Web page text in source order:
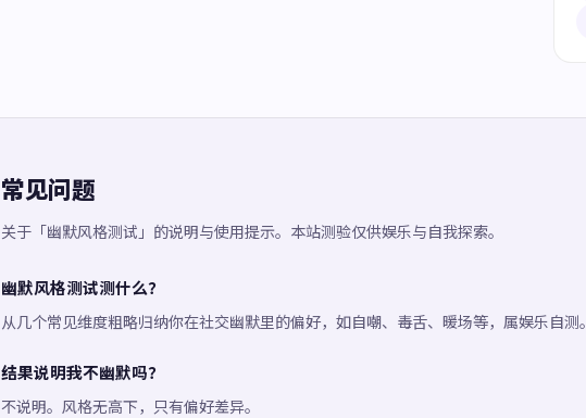
常见问题
关于「幽默风格测试」的说明与使用提示。本站测验仅供娱乐与自我探索。
幽默风格测试测什么？
从几个常见维度粗略归纳你在社交幽默里的偏好，如自嘲、毒舌、暖场等，属娱乐自测。
结果说明我不幽默吗？
不说明。风格无高下，只有偏好差异。